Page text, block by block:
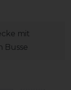
mit
Busse